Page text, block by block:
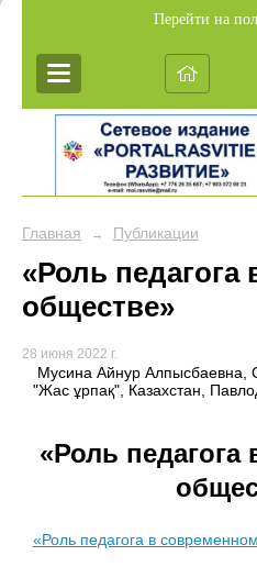
Перейти на
Главная → Публикации
«Роль
обществе»
28 июня 2022 г.
Мусина Айнур Алпысбаевна,
"Жас ұрпақ", Казахстан,
«Роль
«Роль педагога в